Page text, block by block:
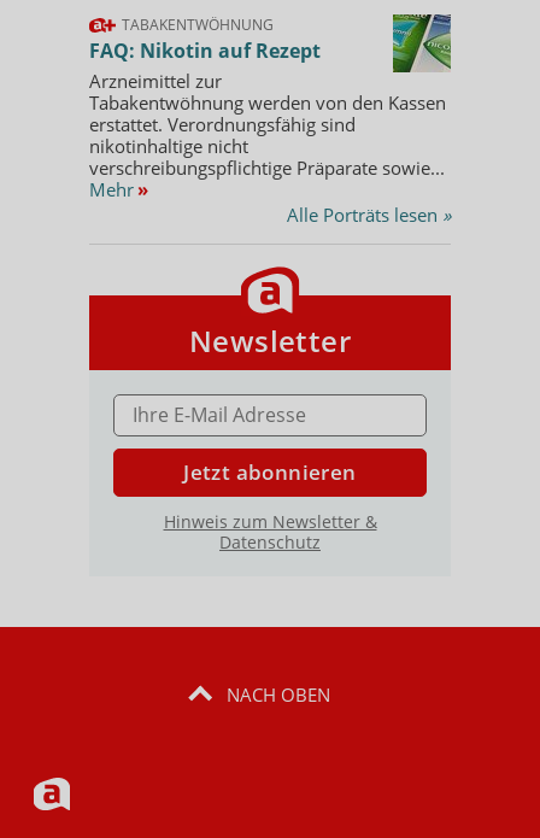
TABAKENTWÖHNUNG
FAQ: Nikotin auf Rezept
Arzneimittel zur
Tabakentwöhnung werden von den Kassen
erstattet. Verordnungsfähig sind
nikotinhaltige nicht
verschreibungspflichtige Präparate sowie...
Mehr »
Alle Porträts lesen »
Newsletter
E-MAIL ADRESSE
Jetzt abonnieren
Hinweis zum Newsletter &
Datenschutz
NACH OBEN